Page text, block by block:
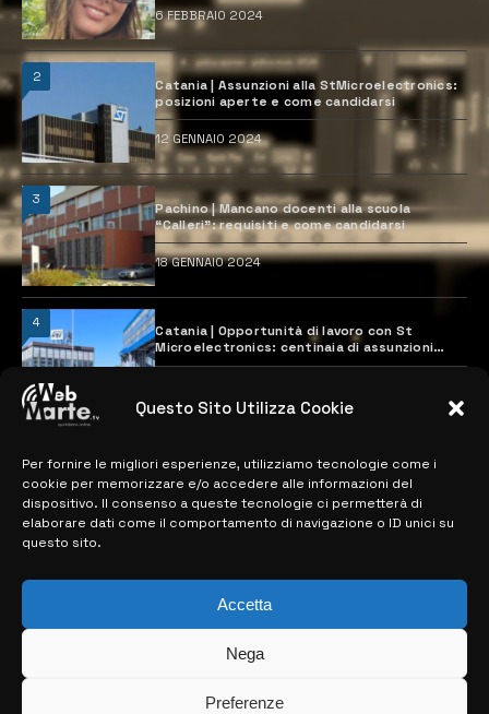
Questo Sito Utilizza Cookie
Per fornire le migliori esperienze, utilizziamo tecnologie come i
cookie per memorizzare e/o accedere alle informazioni del
dispositivo. Il consenso a queste tecnologie ci permetterà di
elaborare dati come il comportamento di navigazione o ID unici su
questo sito.
Accetta
Nega
Preferenze
6 FEBBRAIO 2024
2
Catania | Assunzioni alla StMicroelectronics:
posizioni aperte e come candidarsi
12 GENNAIO 2024
3
Pachino | Mancano docenti alla scuola
“Calleri”: requisiti e come candidarsi
18 GENNAIO 2024
4
Catania | Opportunità di lavoro con St
Microelectronics: centinaia di assunzioni
previste
MAPPA DEL SITO
> NOTIZIE